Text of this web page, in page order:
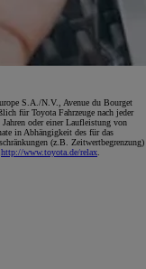
S.A./N.V., Avenue du Bourget
für Toyota Fahrzeuge nach jeder
oder einer Laufleistung von
in Abhängigkeit des für das
(z.B. Zeitwertbegrenzung)
http://www.toyota.de/relax.